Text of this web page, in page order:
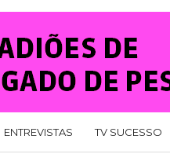
ENTREVISTAS TV SUCESSO